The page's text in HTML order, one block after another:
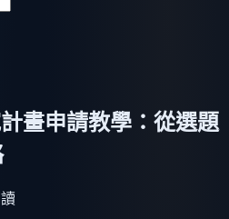
畫申請教學：從選題